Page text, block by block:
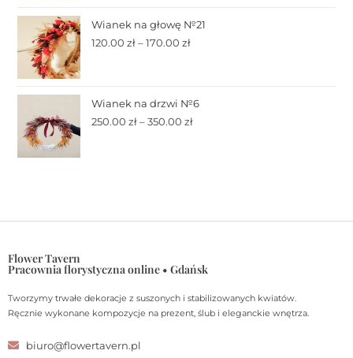
Wianek na głowę №21
120.00zł – 170.00zł
Wianek na drzwi №6
250.00zł – 350.00zł
Flower Tavern
Pracownia florystyczna online • Gdańsk
Tworzymy trwałe dekoracje z suszonych i stabilizowanych kwiatów.
Ręcznie wykonane kompozycje na prezent, ślub i eleganckie wnętrza.
biuro@flowertavern.pl